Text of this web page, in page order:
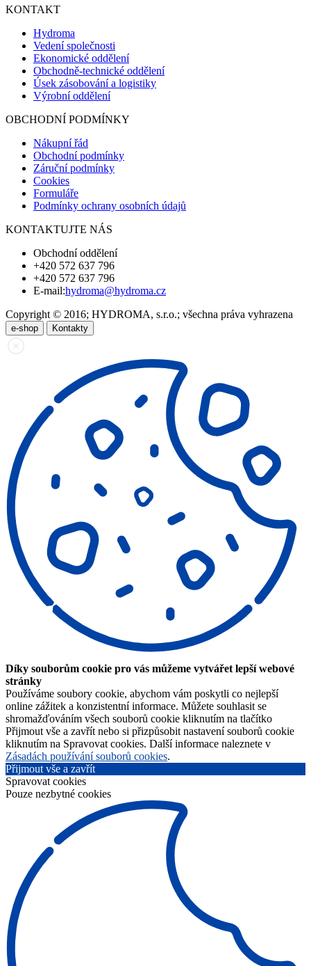
KONTAKT
Hydroma
Vedení společnosti
Ekonomické oddělení
Obchodně-technické oddělení
Úsek zásobování a logistiky
Výrobní oddělení
OBCHODNÍ PODMÍNKY
Nákupní řád
Obchodní podmínky
Záruční podmínky
Cookies
Formuláře
Podmínky ochrany osobních údajů
KONTAKTUJTE NÁS
Obchodní oddělení
+420 572 637 796
+420 572 637 796
E-mail:hydroma@hydroma.cz
Copyright © 2016; HYDROMA, s.r.o.; všechna práva vyhrazena
e-shop Kontakty
Díky souborům cookie pro vás můžeme vytvářet lepší webové
stránky
Používáme soubory cookie, abychom vám poskytli co nejlepší
online zážitek a konzistentní informace. Můžete souhlasit se
shromažďováním všech souborů cookie kliknutím na tlačítko
Přijmout vše a zavřít nebo si přizpůsobit nastavení souborů cookie
kliknutím na Spravovat cookies. Další informace naleznete v
Zásadách používání souborů cookies.
Přijmout vše a zavřít
Spravovat cookies
Pouze nezbytné cookies